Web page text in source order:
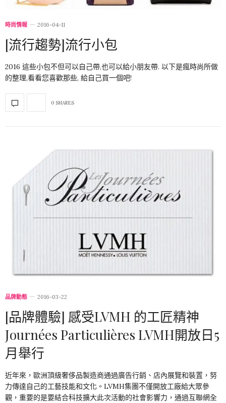
時尚情報 2016-04-11
[流行趨勢]流行小包
2016 這些小包不但可以自己帶,也可以給小朋友帶. 以下是瘋時尚所做
的整理,看看您喜歡那些, 給自己買一個吧!
0 SHARES
品牌動態 2016-03-22
[品牌體驗] 感受LVMH 的工匠精神
Journées Particulières LVMH開放日5
月舉行
近年來，歐洲頂級奢侈品製造商通過廣告行銷、店內展覽和裝置，努
力傳達自己的工藝技能和文化。LVMH集團不僅開放工廠給大眾參
觀，重要的是要結合科技擴大此次活動的社會影響力，通過互聯網全